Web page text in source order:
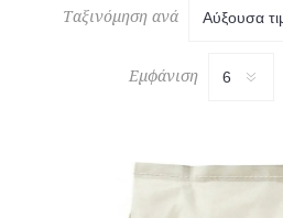
Ταξινόμηση ανά
Εμφάνιση